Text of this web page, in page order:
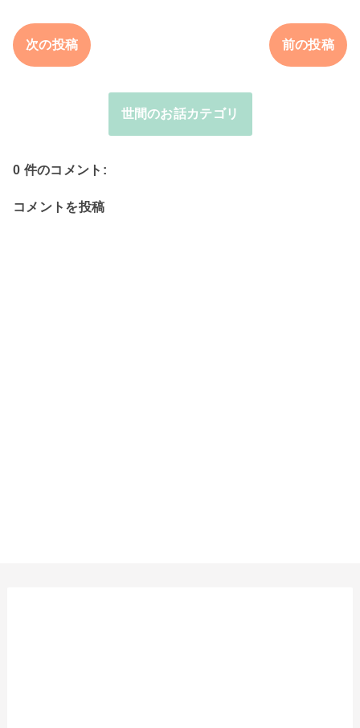
次の投稿 前の投稿
世間のお話カテゴリ
0 件のコメント:
コメントを投稿